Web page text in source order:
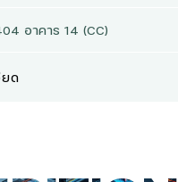
อาคาร 14 (CC)
ยด